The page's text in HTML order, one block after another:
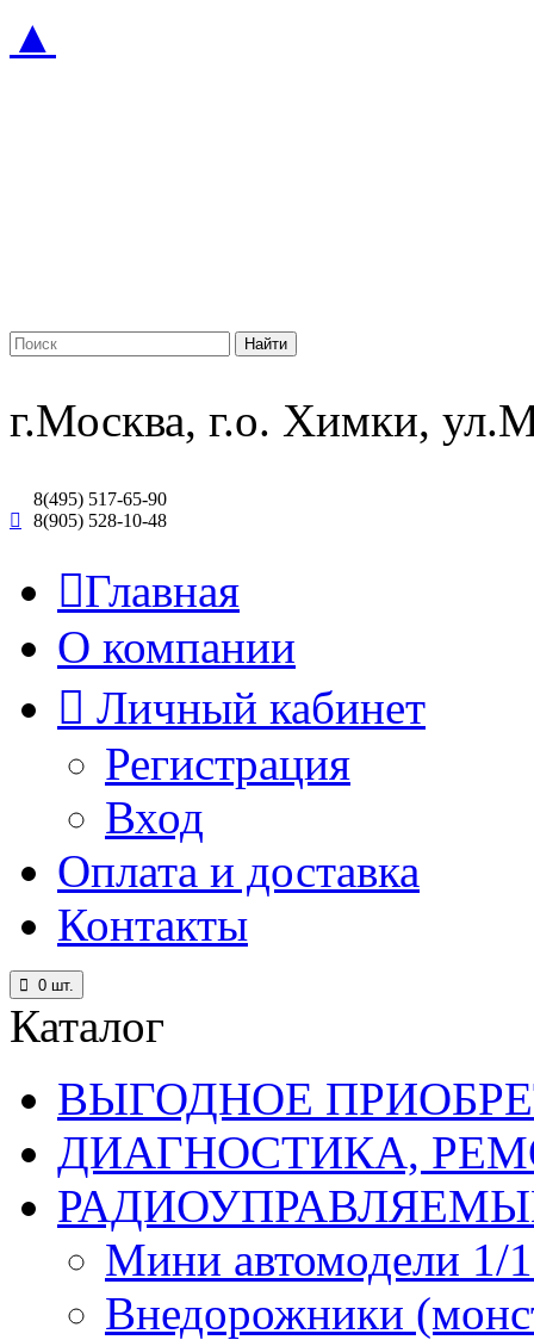
▲
г.Москва, г.о. Химки,
8(495) 517-65-90
8(905) 528-10-48
Главная
О компании
Личный кабинет
Регистрация
Вход
Оплата и доставка
Контакты
0 шт.
Каталог
ВЫГОДНОЕ
ДИАГНОСТИКА,
Мини автомодели 1/
Внедорожники